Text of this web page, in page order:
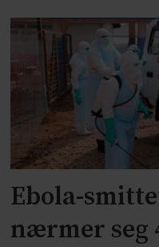
Ebola-
nærmer seg